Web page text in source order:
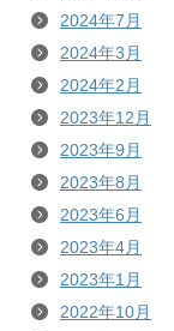
2024年7月
2024年3月
2024年2月
2023年12月
2023年9月
2023年8月
2023年6月
2023年4月
2023年1月
2022年10月